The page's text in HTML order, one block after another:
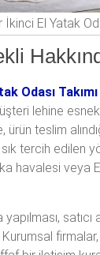
İkinci El Yatak
Odası
lehine
ürün teslim
tercih edilen
havalesi veya
satıcı
Kurumsal